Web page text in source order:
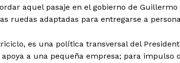
aquel pasaje en el gobierno de
ruedas adaptadas para entregarse a
es una política transversal del
a una pequeña empresa; para